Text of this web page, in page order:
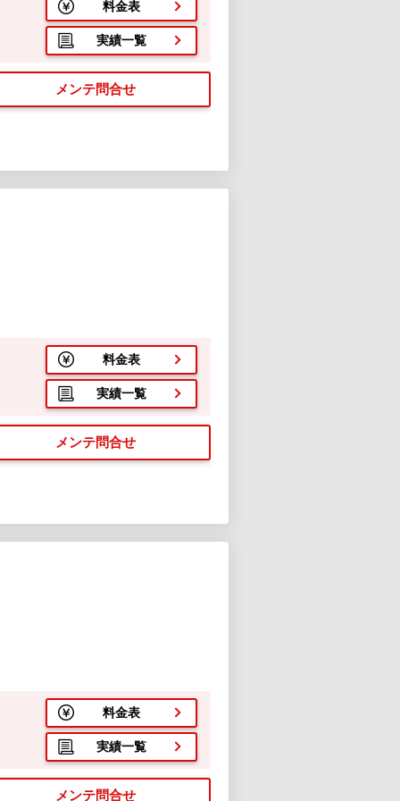
料金表
実績一覧
メンテ問合せ
料金表
実績一覧
メンテ問合せ
料金表
実績一覧
メンテ問合せ